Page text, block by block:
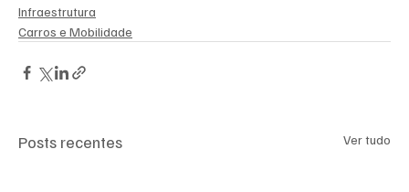
Infraestrutura
Carros e Mobilidade
Posts recentes Ver tudo